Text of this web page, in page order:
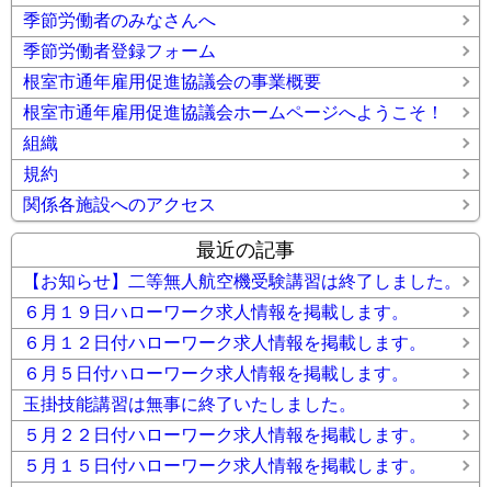
季節労働者のみなさんへ
季節労働者登録フォーム
根室市通年雇用促進協議会の事業概要
根室市通年雇用促進協議会ホームページへようこそ！
組織
規約
関係各施設へのアクセス
最近の記事
【お知らせ】二等無人航空機受験講習は終了しました。
６月１９日ハローワーク求人情報を掲載します。
６月１２日付ハローワーク求人情報を掲載します。
６月５日付ハローワーク求人情報を掲載します。
玉掛技能講習は無事に終了いたしました。
５月２２日付ハローワーク求人情報を掲載します。
５月１５日付ハローワーク求人情報を掲載します。